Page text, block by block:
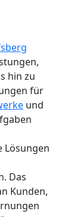
hin zu
für
und
Lösungen
Das
Kunden,